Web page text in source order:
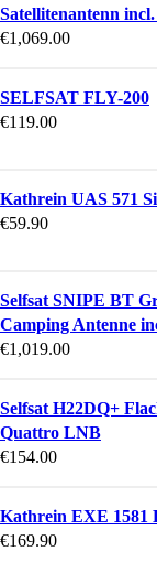
Satellitenantenn
€1,069.00
SELFSAT FLY-200
€119.00
Kathrein UAS 571
€59.90
Selfsat SNIPE BT
Camping Antenne
€1,019.00
Selfsat H22DQ+
Quattro LNB
€154.00
Kathrein EXE 1581
€169.90